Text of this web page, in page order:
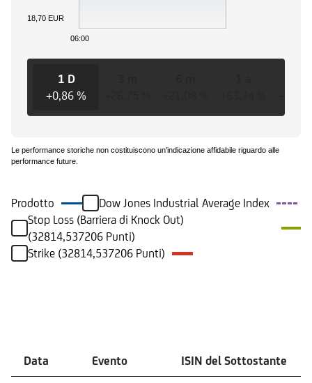
06:00
18,70 EUR
1 D
+0,86 %
Le performance storiche non costituiscono un'indicazione affidabile riguardo alle
performance future.
Prodotto
Dow Jones Industrial Average Index
Stop Loss (Barriera di Knock Out)
(32814,537206 Punti)
Strike (32814,537206 Punti)
Data Evento ISIN del Sottostante